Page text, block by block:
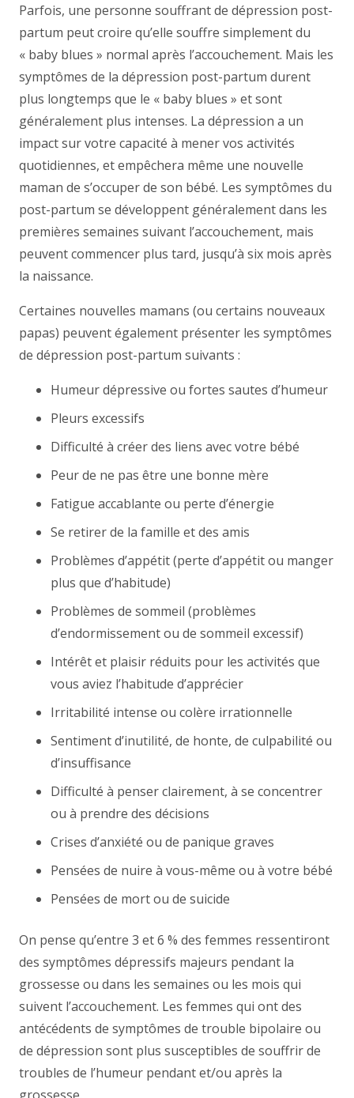
Parfois, une personne souffrant de dépression post-
partum peut croire qu’elle souffre simplement du
« baby blues » normal après l’accouchement. Mais les
symptômes de la dépression post-partum durent
plus longtemps que le « baby blues » et sont
généralement plus intenses. La dépression a un
impact sur votre capacité à mener vos activités
quotidiennes, et empêchera même une nouvelle
maman de s’occuper de son bébé. Les symptômes du
post-partum se développent généralement dans les
premières semaines suivant l’accouchement, mais
peuvent commencer plus tard, jusqu’à six mois après
la naissance.
Certaines nouvelles mamans (ou certains nouveaux
papas) peuvent également présenter les symptômes
de dépression post-partum suivants :
Humeur dépressive ou fortes sautes d’humeur
Pleurs excessifs
Difficulté à créer des liens avec votre bébé
Peur de ne pas être une bonne mère
Fatigue accablante ou perte d’énergie
Se retirer de la famille et des amis
Problèmes d’appétit (perte d’appétit ou manger
plus que d’habitude)
Problèmes de sommeil (problèmes
d’endormissement ou de sommeil excessif)
Intérêt et plaisir réduits pour les activités que
vous aviez l’habitude d’apprécier
Irritabilité intense ou colère irrationnelle
Sentiment d’inutilité, de honte, de culpabilité ou
d’insuffisance
Difficulté à penser clairement, à se concentrer
ou à prendre des décisions
Crises d’anxiété ou de panique graves
Pensées de nuire à vous-même ou à votre bébé
Pensées de mort ou de suicide
On pense qu’entre 3 et 6 % des femmes ressentiront
des symptômes dépressifs majeurs pendant la
grossesse ou dans les semaines ou les mois qui
suivent l’accouchement. Les femmes qui ont des
antécédents de symptômes de trouble bipolaire ou
de dépression sont plus susceptibles de souffrir de
troubles de l’humeur pendant et/ou après la